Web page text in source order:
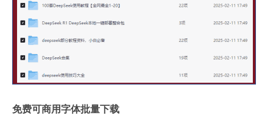
免费可商用字体批量下载